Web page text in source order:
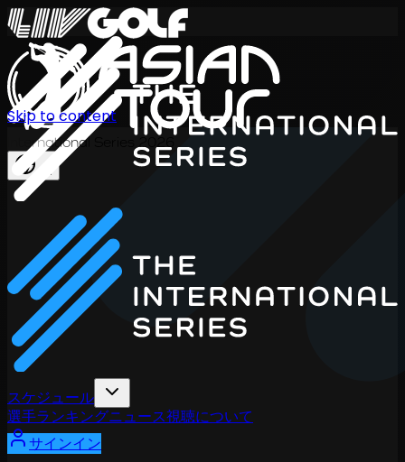
International Series 2026
スケジュール
選手ランキングニュース視聴について
サインイン
Skip to content